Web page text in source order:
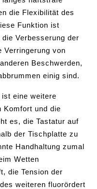
die Flexibilität des
Funktion ist
Verbesserung der
Verringerung von
Beschwerden,
einig sind.
eine weitere
Komfort und die
es, die Tastatur auf
der Tischplatte zu
Handhaltung zumal
Wetten
die Tension der
weiteren fluorördert